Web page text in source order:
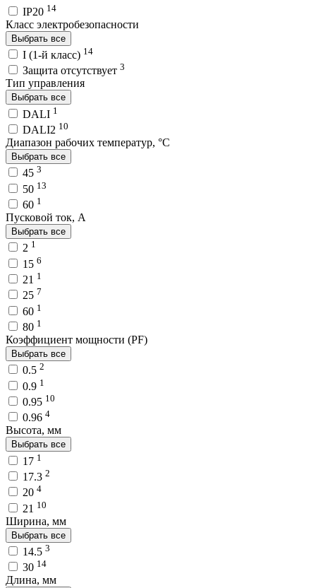
IP20 14
Класс электробезопасности
Выбрать все
I (1-й класс) 14
Защита отсутствует 3
Тип управления
Выбрать все
DALI 1
DALI2 10
Диапазон рабочих температур, °C
Выбрать все
45 3
50 13
60 1
Пусковой ток, A
Выбрать все
2 1
15 6
21 1
25 7
60 1
80 1
Коэффициент мощности (PF)
Выбрать все
0.5 2
0.9 1
0.95 10
0.96 4
Высота, мм
Выбрать все
17 1
17.3 2
20 4
21 10
Ширина, мм
Выбрать все
14.5 3
30 14
Длина, мм